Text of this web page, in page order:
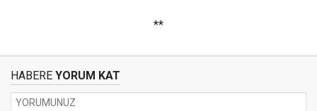
**
HABERE YORUM KAT